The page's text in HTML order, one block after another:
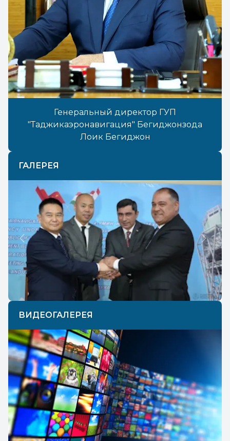
Генеральный директор ГУП
"Таджикаэронавигация" Бегиджонзода
Лоик Бегиджон
ГАЛЕРЕЯ
Previous Next
ВИДЕОГАЛЕРЕЯ